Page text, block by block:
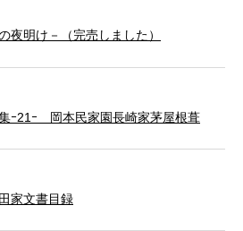
明け－（完売しました）
ｰ21ｰ 岡本民家園長崎家茅屋根葺
家文書目録